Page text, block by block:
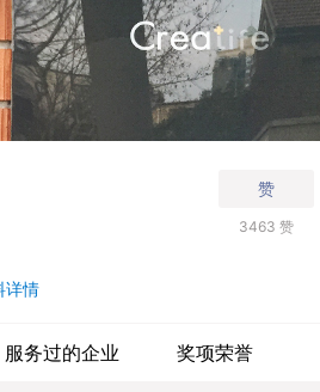
赞
3463 赞
详情
服务过的企业 奖项荣誉